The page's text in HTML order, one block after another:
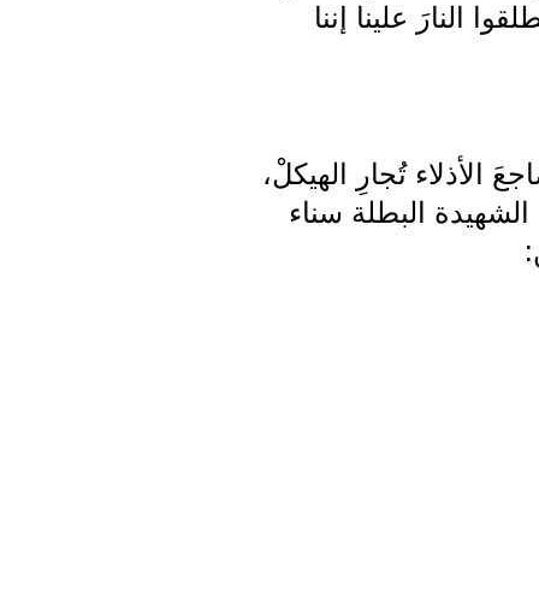
النارَ علينا إننا
الأذلاء تُجارِ الهيكلْ،
البطلة سناء